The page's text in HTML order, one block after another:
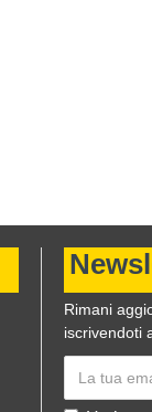
Rimani
iscrivendoti